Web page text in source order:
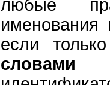
любые
именования
если
словами